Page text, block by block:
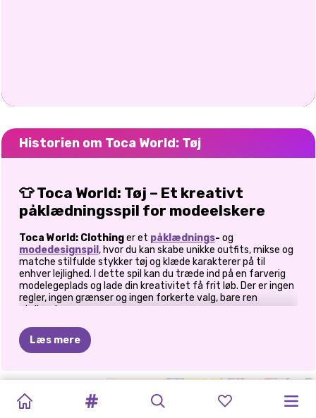
Historien om Toca World: Tøj
👕 Toca World: Tøj – Et kreativt
påklædningsspil for modeelskere
Toca World: Clothinger et påklædnings- og
modedesignspil , hvor du kan skabe unikke outfits, mikse og
matche stilfulde stykker tøj og klæde karakterer på til
enhver lejlighed. I dette spil kan du træde ind på en farverig
modelegeplads og lade din kreativitet få frit løb. Der er ingen
regler, ingen grænser og ingen forkerte valg, bare ren
stylingsjov.
✨ Design der passer til dig
med et bredt udvalg af beklædningsgenstande. Fra
er alt muligt. Spillet giver dig toppe, underdele og
accessories, der er nemme at kombinere, så du med det
Læs mere
MODEDAGBOG
WORLD:
HELLO
KITTY
TOCA
BOCA
STRAWBERELLA
HOLOGRAFISKE